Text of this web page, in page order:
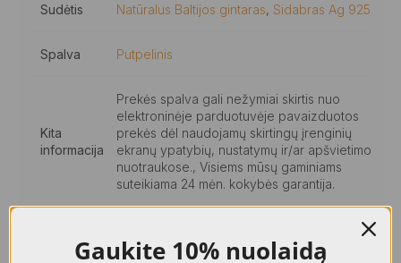
Sudėtis Natūralus Baltijos gintaras, Sidabras Ag 925
Spalva Putpelinis
Kita
informacija
Prekės spalva gali nežymiai skirtis nuo
elektroninėje parduotuvėje pavaizduotos
prekės dėl naudojamų skirtingų įrenginių
ekranų ypatybių, nustatymų ir/ar apšvietimo
nuotraukose., Visiems mūsų gaminiams
suteikiama 24 mėn. kokybės garantija.
Gaukite 10% nuolaidą